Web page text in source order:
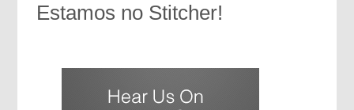
Estamos no Stitcher!